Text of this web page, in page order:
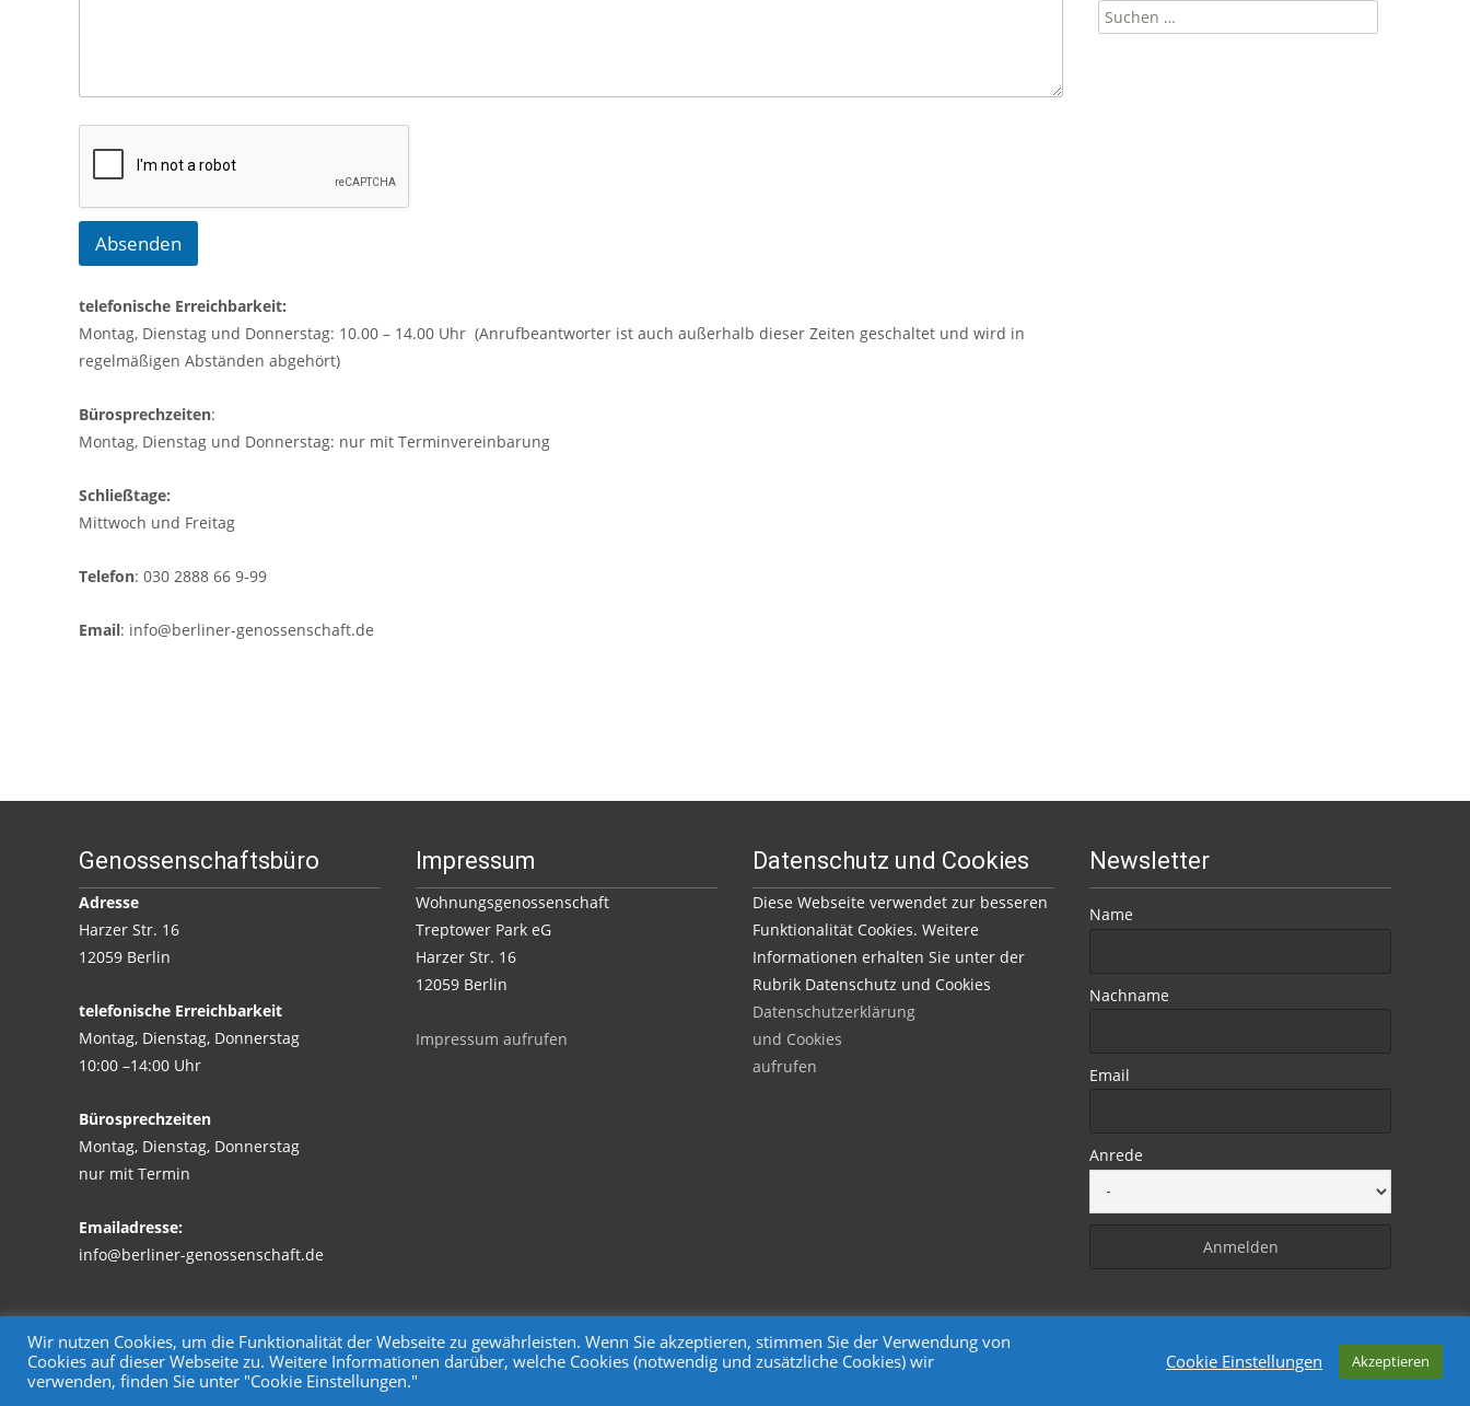
Absenden
telefonische Erreichbarkeit:
Montag, Dienstag und Donnerstag: 10.00 – 14.00 Uhr (Anrufbeantworter ist auch außerhalb dieser Zeiten geschaltet und wird in
regelmäßigen Abständen abgehört)
Bürosprechzeiten:
Montag, Dienstag und Donnerstag: nur mit Terminvereinbarung
Schließtage:
Mittwoch und Freitag
Telefon: 030 2888 66 9-99
Email: info@berliner-genossenschaft.de
Suchen
nach:
Genossenschaftsbüro
Adresse
Harzer Str. 16
12059 Berlin
telefonische Erreichbarkeit
Montag, Dienstag, Donnerstag
10:00 –14:00 Uhr
Bürosprechzeiten
Montag, Dienstag, Donnerstag
nur mit Termin
Emailadresse:
info@berliner-genossenschaft.de
Impressum
Wohnungsgenossenschaft
Treptower Park eG
Harzer Str. 16
12059 Berlin
Impressum aufrufen
Datenschutz und Cookies
Diese Webseite verwendet zur besseren
Funktionalität Cookies. Weitere
Informationen erhalten Sie unter der
Rubrik Datenschutz und Cookies
Datenschutzerklärung
und Cookies
aufrufen
Newsletter
Name
Nachname
Email
Anrede
Copyright © Wohnungsgenossenschaft Treptower Park eG Powered by WordPress, Designed byDavide.de
Wir nutzen Cookies, um die Funktionalität der Webseite zu gewährleisten. Wenn Sie akzeptieren, stimmen Sie der Verwendung von
Cookies auf dieser Webseite zu. Weitere Informationen darüber, welche Cookies (notwendig und zusätzliche Cookies) wir
verwenden, finden Sie unter "Cookie Einstellungen."
Cookie Einstellungen Akzeptieren